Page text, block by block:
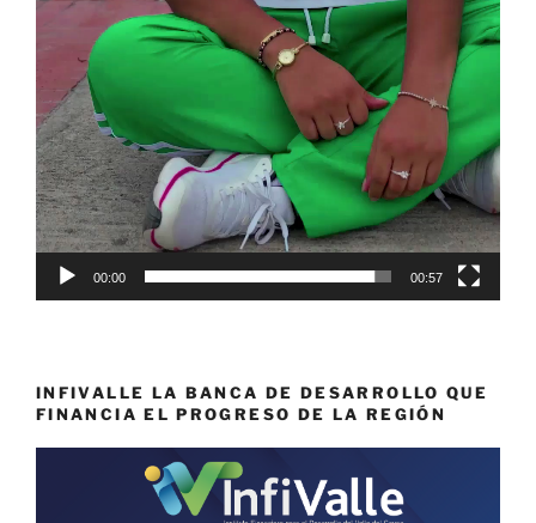
00:00 00:57
INFIVALLE LA BANCA DE DESARROLLO QUE
FINANCIA EL PROGRESO DE LA REGIÓN